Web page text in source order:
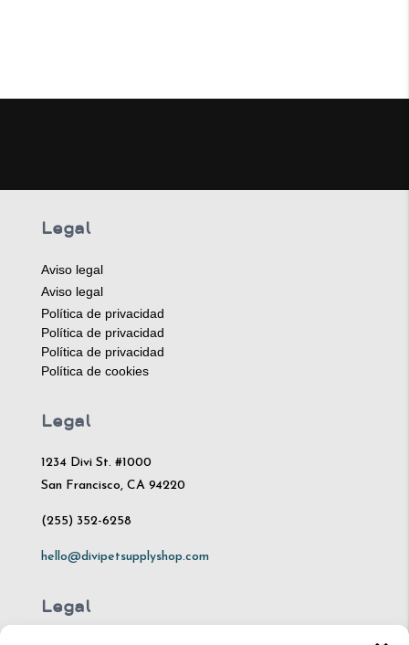
Legal
Aviso legal
Aviso legal
Política de privacidad
Política de privacidad
Política de privacidad
Política de cookies
Legal
1234 Divi St. #1000
San Francisco, CA 94220
(255) 352-6258
hello@divipetsupplyshop.com
Legal